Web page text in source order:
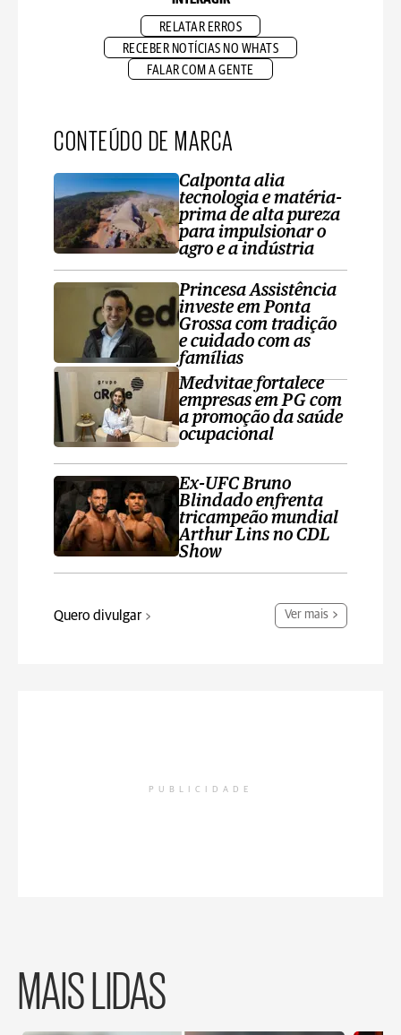
RELATAR ERROS
RECEBER NOTÍCIAS NO WHATS
FALAR COM A GENTE
CONTEÚDO DE MARCA
Calponta alia
tecnologia e matéria-
prima de alta pureza
para impulsionar o
agro e a indústria
Princesa Assistência
investe em Ponta
Grossa com tradição
e cuidado com as
famílias
Medvitae fortalece
empresas em PG com
a promoção da saúde
ocupacional
Ex-UFC Bruno
Blindado enfrenta
tricampeão mundial
Arthur Lins no CDL
Show
Quero divulgar Ver mais
PUBLICIDADE
MAIS LIDAS